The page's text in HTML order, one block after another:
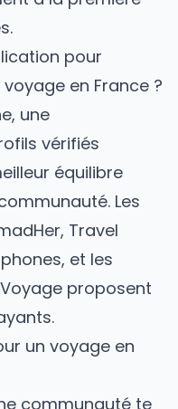
pour
en France ?
une
vérifiés
équilibre
Les
Travel
et les
proposent
un voyage en
communauté te